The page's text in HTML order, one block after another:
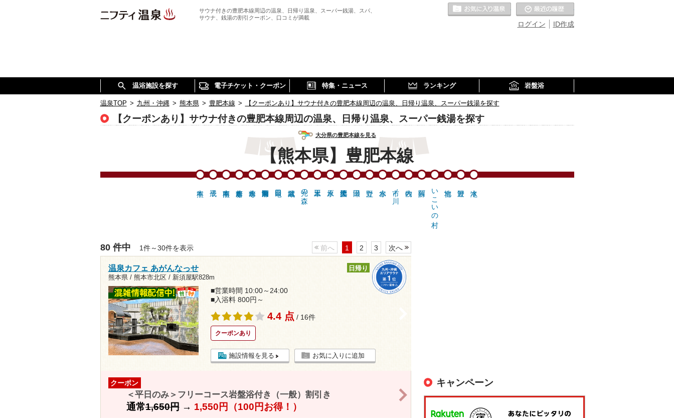
サウナ付きの豊肥本線周辺の温泉、日帰り温泉、スーパー銭湯、スパ、
サウナ、銭湯の割引クーポン、口コミが満載
ID作成
ログイン
お気に入りの温泉
温浴施設を探す 電子チケット・クーポン 特集・ニュース ランキング 岩盤浴
温泉TOP > 九州・沖縄 > 熊本県 > 豊肥本線 > 【クーポンあり】サウナ付きの豊肥本線周辺の温泉、日帰り温泉、スーパー銭湯を探す
【クーポンあり】サウナ付きの豊肥本線周辺の温泉、日帰り温泉、スーパー銭湯を探す
大分県の豊肥本線を見る
【熊本県】豊肥本線
光の森 市ノ川 いこいの村
80 件中 1件～30件を表示 前へ 1 2 3 次へ
温泉カフェ あがんなっせ
熊本県 / 熊本市北区 / 新須屋駅828m
日帰り
■営業時間 10:00～24:00
■入浴料 800円～
4.4 点 / 16件
クーポンあり
施設情報を見る お気に入りに追加
クーポン
＜平日のみ＞フリーコース岩盤浴付き（一般）割引き
通常1,650円→ 1,550円（100円お得！）
キャンペーン